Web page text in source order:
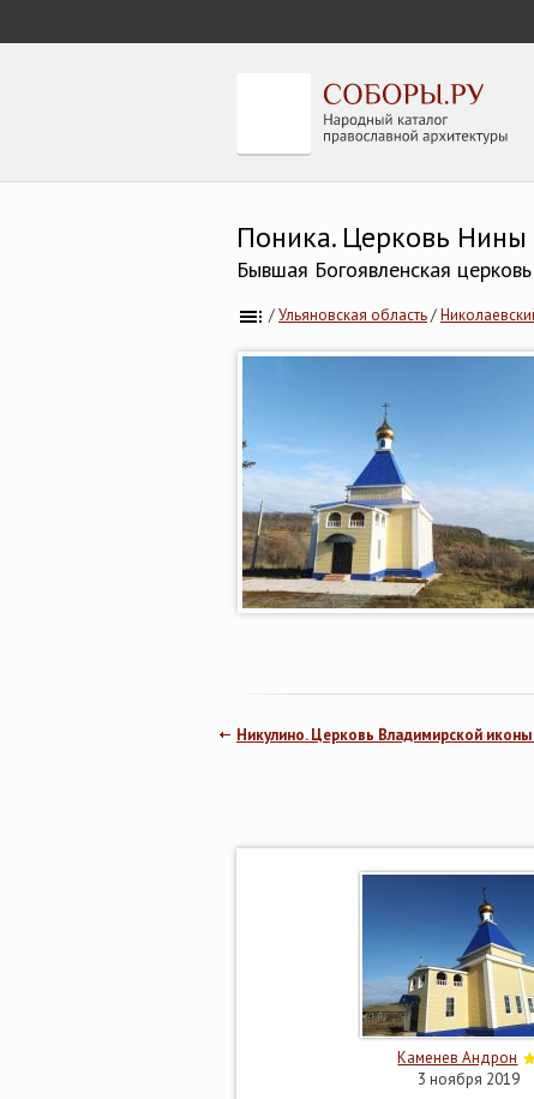
Поника. Церковь Нины
Бывшая Богоявленская церковь
/Ульяновская область/
Никулино. Церковь Владимирской
Каменев Андрон
3 ноября 2019